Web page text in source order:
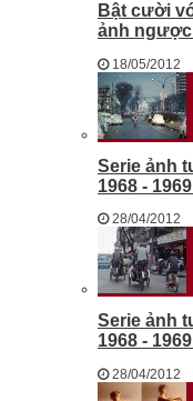
Bật cười
ảnh
18/05/2012
Serie ảnh
1968 -
28/04/2012
Serie ảnh
1968 -
28/04/2012